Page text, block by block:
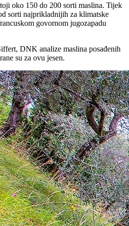
oko 150 do 200 sorti maslina. Tijek
sorti najprikladnijih za klimatske
govornom jugozapadu
DNK analize maslina posađenih
su za ovu jesen.